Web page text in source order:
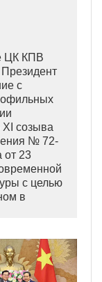
ЦК КПВ
с
созыва
№ 72-
от 23
с целью
в